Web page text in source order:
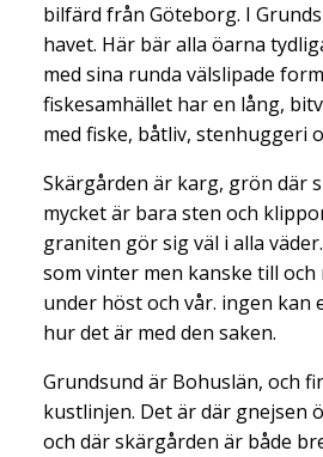
bilfärd från Göteborg. I
havet. Här bär alla öarna
med sina runda välslipade
fiskesamhället har en lång,
med fiske, båtliv, stenhuggeri
Skärgården är karg, grön där
mycket är bara sten och
graniten gör sig väl i alla
som vinter men kanske till och
under höst och vår. ingen kan
hur det är med den saken.
Grundsund är Bohuslän, och
kustlinjen. Det är där gnejsen
och där skärgården är både